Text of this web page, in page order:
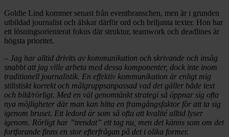
Goldie Lind kommer senast från eventbranschen, men är i grunden
utbildad journalist och älskar därför ord och briljanta texter. Hon har
ett lösningsorienterat fokus där struktur, teamwork och deadlines är
högsta prioritet.
– Jag har alltid drivits av kommunikation och skrivande och insåg
snabbt att jag ville arbeta med dessa komponenter, dock inte inom
traditionell journalistik. En effektiv kommunikation är enligt mig
stilistiskt korrekt och målgruppsanpassad vad det gäller både text
och bild/rörligt. Med en väl genomtänkt strategi så öppnar sig ofta
nya möjligheter där man kan hitta en framgångsfaktor för att ta sig
igenom bruset. Ett ledord är som så ofta att kvalité alltid lyser
igenom. Rörligt har ”trendat” ett tag nu, men det känns som om det
fortfarande finns en stor efterfrågan på det i olika former.